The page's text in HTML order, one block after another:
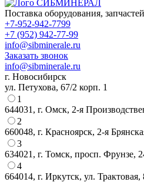
СИБМИНЕРАЛ
Поставка оборудования,
+7-952-942-7799
+7 (952) 942-77-99
info@sibminerale.ru
Заказать звонок
info@sibminerale.ru
г. Новосибирск
ул. Петухова, 67/2 корп. 1
1
644031, г. Омск, 2-я
2
660048, г. Красноярск, 2-я
3
634021, г. Томск, просп. Фрунзе,
4
664014, г. Иркутск, ул.